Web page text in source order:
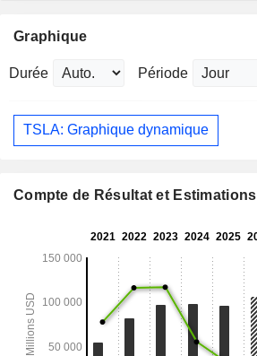
Graphique
Durée Période
TSLA: Graphique dynamique
Compte de Résultat et Estimations